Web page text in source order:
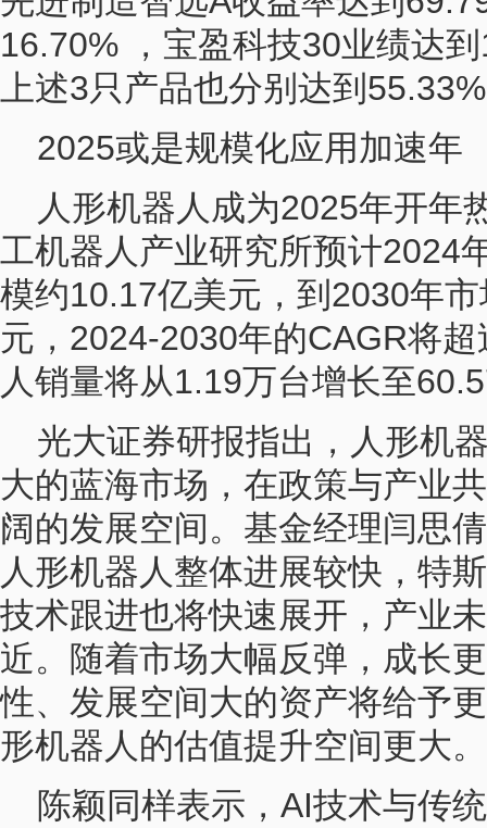
16.70% ，宝盈科技30业绩达
上述3只产品也分别达到
2025或是规模化应用加速年
人形机器人成为2025年开年
工机器人产业研究所预计2024
模约10.17亿美元，到2030年
元，2024-2030年的CAGR将
人销量将从1.19万台增长至
光大证券研报指出，人形机
大的蓝海市场，在政策与产业
阔的发展空间。基金经理闫思
人形机器人整体进展较快，特
技术跟进也将快速展开，产业
近。随着市场大幅反弹，成长
性、发展空间大的资产将给予
形机器人的估值提升空间更大。
陈颖同样表示，AI技术与传